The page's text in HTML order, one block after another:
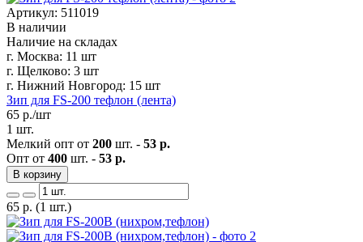
Артикул: 511019
В наличии
Наличие на складах
г. Москва: 11 шт
г. Щелково: 3 шт
г. Нижний Новгород: 15 шт
Зип для FS-200 тефлон (лента)
65 р./шт
1 шт.
Мелкий опт от 200 шт. - 53 р.
Опт от 400 шт. - 53 р.
В корзину
65 р. (1 шт.)